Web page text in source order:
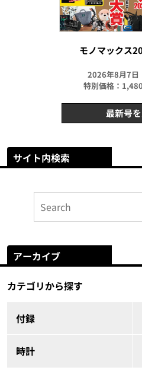
モノマックス
2026年8月7日
特別価格：
最新号
サイト内検索
アーカイブ
カテゴリから探す
付録
時計